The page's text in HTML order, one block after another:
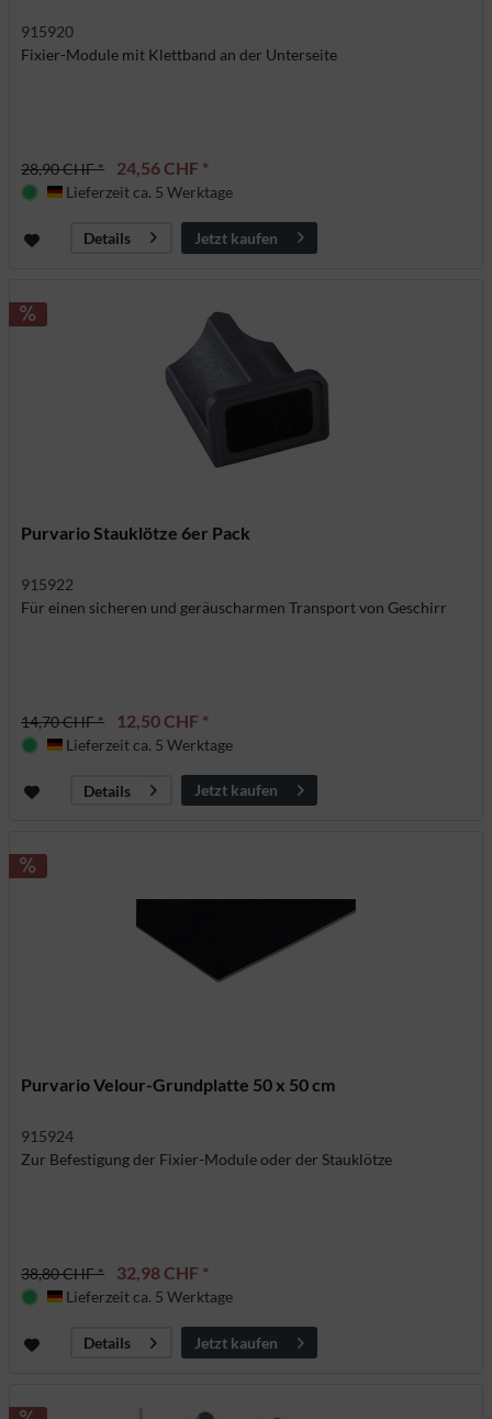
915920
Fixier-Module mit Klettband an der Unterseite
28,90 CHF * 24,56 CHF *
Deutschland
Lieferzeit ca. 5 Werktage
Details Jetzt kaufen
Purvario Stauklötze 6er Pack
915922
Für einen sicheren und geräuscharmen Transport von Geschirr
14,70 CHF * 12,50 CHF *
Deutschland
Lieferzeit ca. 5 Werktage
Details Jetzt kaufen
Purvario Velour-Grundplatte 50 x 50 cm
915924
Zur Befestigung der Fixier-Module oder der Stauklötze
38,80 CHF * 32,98 CHF *
Deutschland
Lieferzeit ca. 5 Werktage
Details Jetzt kaufen